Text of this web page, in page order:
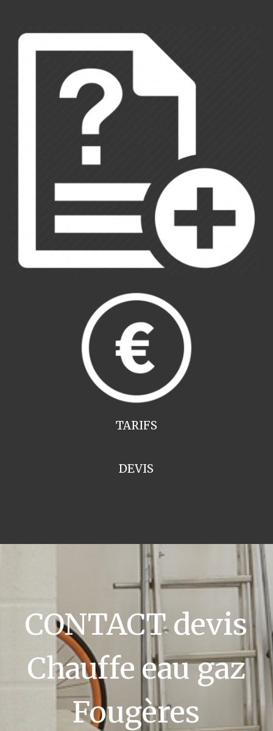
TARIFS
DEVIS
CONTACT devis
Chauffe eau gaz
Fougères